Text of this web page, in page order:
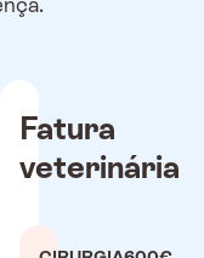
Fatura
veterinária